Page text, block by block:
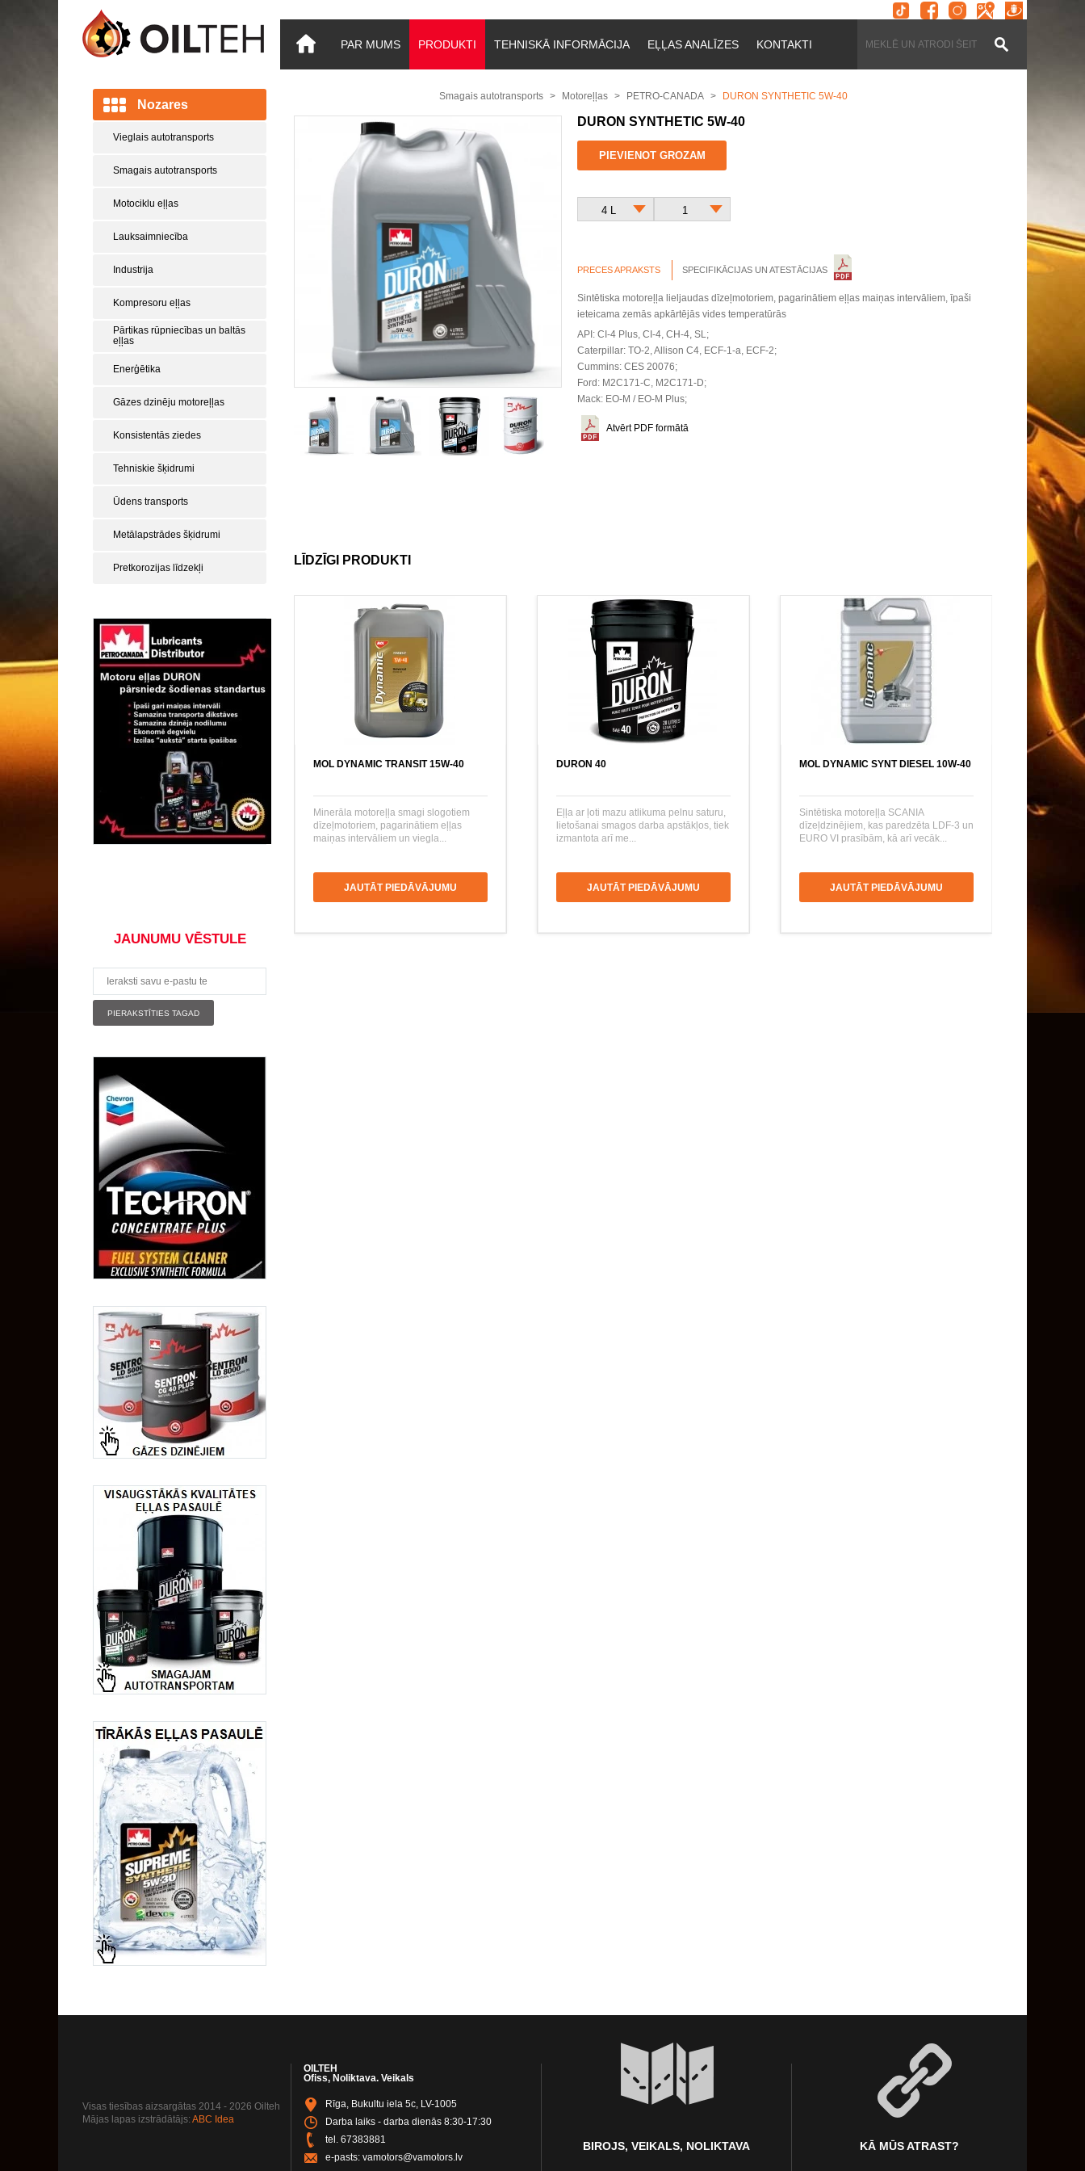
PAR MUMS PRODUKTI TEHNISKĀ INFORMĀCIJA EĻĻAS ANALĪZES KONTAKTI
Nozares
Vieglais autotransports
Smagais autotransports
Motociklu eļļas
Lauksaimniecība
Industrija
Kompresoru eļļas
Pārtikas rūpniecības un baltās
eļļas
Enerģētika
Gāzes dzinēju motoreļļas
Konsistentās ziedes
Tehniskie šķidrumi
Ūdens transports
Metālapstrādes šķidrumi
Pretkorozijas līdzekļi
JAUNUMU VĒSTULE
Smagais autotransports Motoreļļas PETRO-CANADA DURON SYNTHETIC 5W-40
DURON SYNTHETIC 5W-40
PIEVIENOT GROZAM
4 L 1
PRECES APRAKSTS SPECIFIKĀCIJAS UN ATESTĀCIJAS
Sintētiska motoreļļa lieljaudas dīzeļmotoriem, pagarinātiem eļļas maiņas intervāliem, īpaši
ieteicama zemās apkārtējās vides temperatūrās
API: CI-4 Plus, CI-4, CH-4, SL;
Caterpillar: TO-2, Allison C4, ECF-1-a, ECF-2;
Cummins: CES 20076;
Ford: M2C171-C, M2C171-D;
Mack: EO-M / EO-M Plus;
Atvērt PDF formātā
LĪDZĪGI PRODUKTI
MOL DYNAMIC TRANSIT 15W-40
Minerāla motoreļļa smagi slogotiem
dīzeļmotoriem, pagarinātiem eļļas
maiņas intervāliem un viegla...
JAUTĀT PIEDĀVĀJUMU
DURON 40
Eļļa ar ļoti mazu atlikuma pelnu saturu,
lietošanai smagos darba apstākļos, tiek
izmantota arī me...
JAUTĀT PIEDĀVĀJUMU
MOL DYNAMIC SYNT DIESEL 10W-40
Sintētiska motoreļļa SCANIA
dīzeļdzinējiem, kas paredzēta LDF-3 un
EURO VI prasībām, kā arī vecāk...
JAUTĀT PIEDĀVĀJUMU
Visas tiesības aizsargātas 2014 - 2026 Oilteh
Mājas lapas izstrādātājs: ABC Idea
OILTEH
Ofiss, Noliktava. Veikals
Rīga, Bukultu iela 5c, LV-1005
Darba laiks - darba dienās 8:30-17:30
tel. 67383881
e-pasts: vamotors@vamotors.lv
BIROJS, VEIKALS, NOLIKTAVA KĀ MŪS ATRAST?